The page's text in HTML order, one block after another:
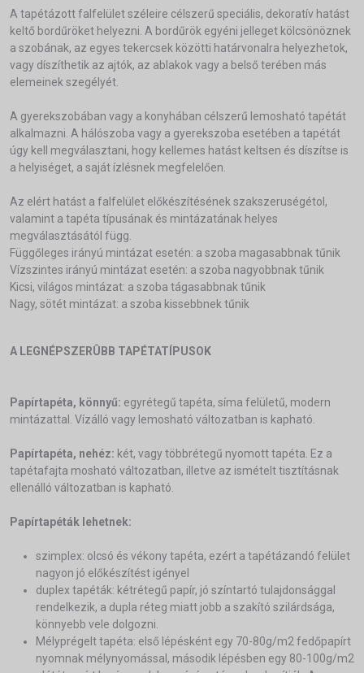
A tapétázott falfelület széleire célszerű speciális, dekoratív hatást
keltő bordűröket helyezni. A bordűrök egyéni jelleget kölcsönöznek
a szobának, az egyes tekercsek közötti határvonalra helyezhetok,
vagy díszíthetik az ajtók, az ablakok vagy a belső terében más
elemeinek szegélyét.
A gyerekszobában vagy a konyhában célszerű lemosható tapétát
alkalmazni. A hálószoba vagy a gyerekszoba esetében a tapétát
úgy kell megválasztani, hogy kellemes hatást keltsen és díszítse is
a helyiséget, a saját ízlésnek megfelelően.
Az elért hatást a falfelület előkészítésének szakszeruségétol,
valamint a tapéta típusának és mintázatának helyes
megválasztásától függ.
Függőleges irányú mintázat esetén: a szoba magasabbnak tűnik
Vízszintes irányú mintázat esetén: a szoba nagyobbnak tűnik
Kicsi, világos mintázat: a szoba tágasabbnak tűnik
Nagy, sötét mintázat: a szoba kissebbnek tűnik
A LEGNÉPSZERÛBB TAPÉTATÍPUSOK
Papírtapéta, könnyű: egyrétegű tapéta, síma felületű, modern
mintázattal. Vízálló vagy lemosható változatban is kapható.
Papírtapéta, nehéz: két, vagy többrétegű nyomott tapéta. Ez a
tapétafajta mosható változatban, illetve az ismételt tisztításnak
ellenálló változatban is kapható.
Papírtapéták lehetnek:
szimplex: olcsó és vékony tapéta, ezért a tapétázandó felület
nagyon jó előkészítést igényel
duplex tapéták: kétrétegű papír, jó színtartó tulajdonsággal
rendelkezik, a dupla réteg miatt jobb a szakító szilárdsága,
könnyebb vele dolgozni.
Mélyprégelt tapéta: első lépésként egy 70-80g/m2 fedőpapírt
nyomnak mélynyomással, második lépésben egy 80-100g/m2